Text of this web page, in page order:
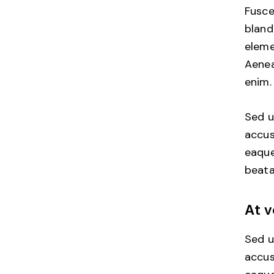
enim.
Sed
At
Sed